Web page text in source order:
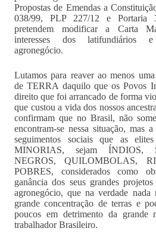
Propostas de Emendas a
038/99, PLP 227/12 e Portaria
pretendem modificar a Carta
interesses dos latifundiários
agronegócio.
Lutamos para reaver ao menos
de TERRA daquilo que os Povos
direito que foi arrancado de forma
que custou a vida dos nossos
confirmam que no Brasil, não
encontram-se nessa situação, mas
seguimentos sociais que as
MINORIAS, sejam ÍNDIOS,
NEGROS, QUILOMBOLAS,
POBRES, considerados como
ganância dos seus grandes
agronegócio, que na verdade
grande concentração de terras e
poucos em detrimento da grande
trabalhador Brasileiro.